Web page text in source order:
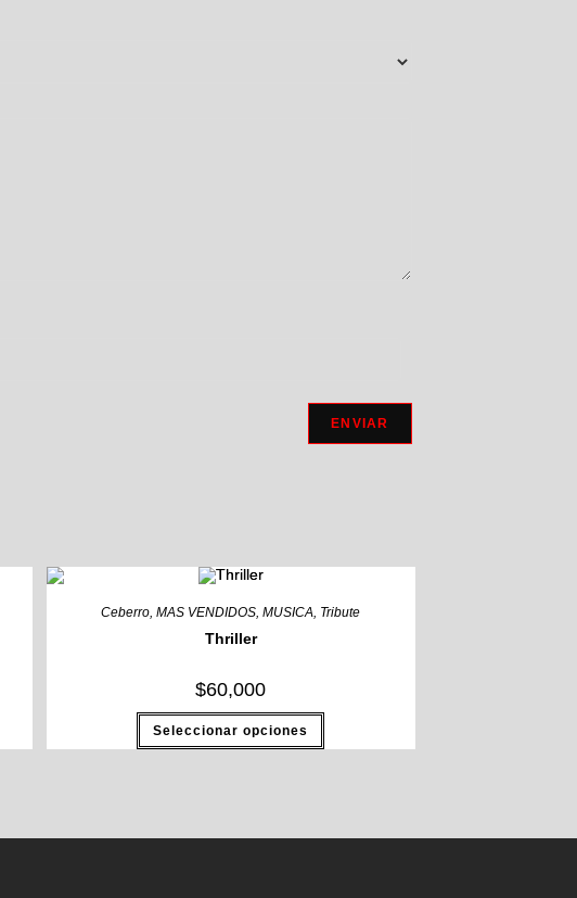
Ceberro,MAS VENDIDOS,MUSICA, Tribute
Thriller
$60,000
Seleccionar opciones